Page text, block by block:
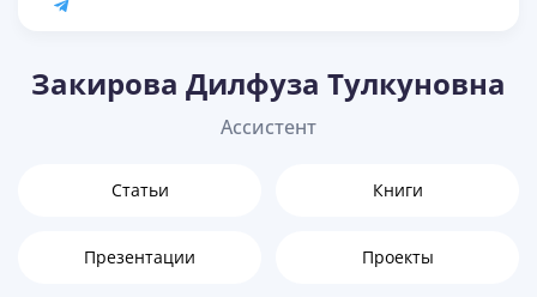
Закирова Дилфуза Тулкуновна
Ассистент
Статьи Книги
Презентации Проекты